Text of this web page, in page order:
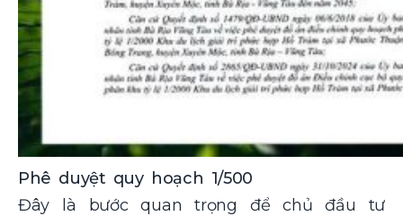
Phê duyệt quy hoạch 1/500
Đây là bước quan trọng để chủ đầu tư